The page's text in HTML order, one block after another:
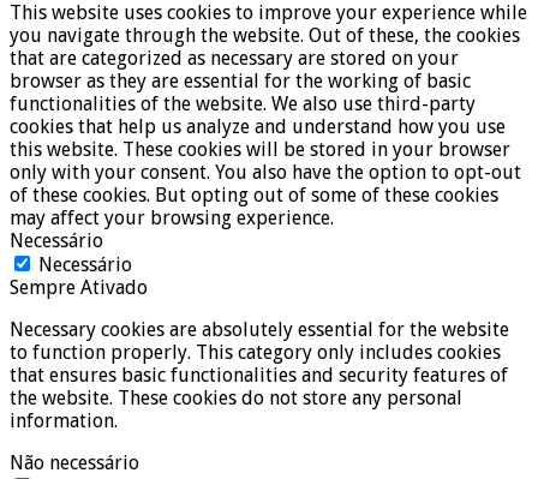
This website uses cookies to improve your experience while
you navigate through the website. Out of these, the cookies
that are categorized as necessary are stored on your
browser as they are essential for the working of basic
functionalities of the website. We also use third-party
cookies that help us analyze and understand how you use
this website. These cookies will be stored in your browser
only with your consent. You also have the option to opt-out
of these cookies. But opting out of some of these cookies
may affect your browsing experience.
Necessário
Necessário
Sempre Ativado
Necessary cookies are absolutely essential for the website
to function properly. This category only includes cookies
that ensures basic functionalities and security features of
the website. These cookies do not store any personal
information.
Não necessário